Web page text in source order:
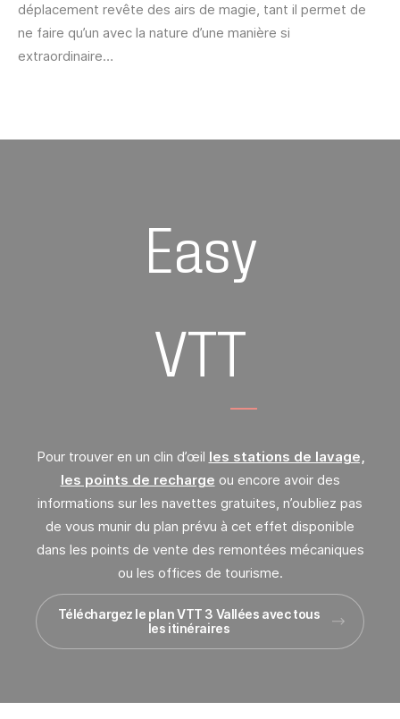
déplacement revête des airs de magie, tant il permet de
ne faire qu’un avec la nature d’une manière si
extraordinaire…
Easy
VTT
Pour trouver en un clin d’œil les stations de lavage,
les points de recharge ou encore avoir des
informations sur les navettes gratuites, n’oubliez pas
de vous munir du plan prévu à cet effet disponible
dans les points de vente des remontées mécaniques
ou les offices de tourisme.
Téléchargez le plan VTT 3 Vallées avec tous
les itinéraires